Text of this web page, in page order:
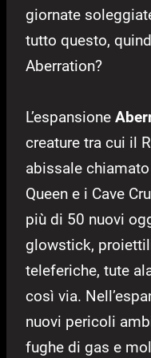
giornate
tutto questo,
Aberration?
L’espansione
creature tra cui il
abissale
Queen e i Cave
più di 50 nuovi
glowstick,
teleferiche, tute
così via.
nuovi pericoli
fughe di gas e